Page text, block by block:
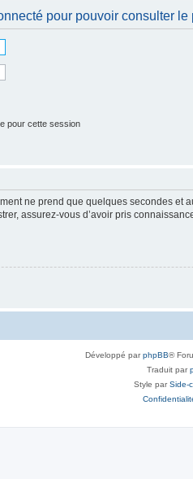
pour pouvoir consulter le
pour cette session
ne prend que quelques secondes
assurez-vous d’avoir pris
Développé parphpBB®
Traduit par
Style parSide-